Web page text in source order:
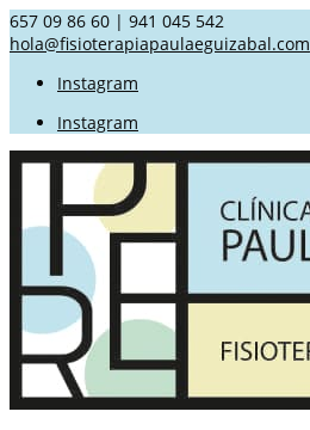
657 09 86 60 | 941 045 542
hola@fisioterapiapaulaeguizabal.com
Instagram
Instagram